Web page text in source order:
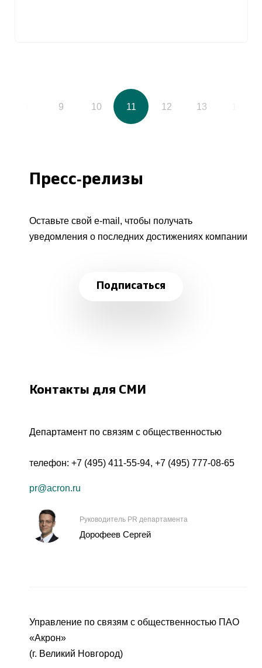
9 10 11 12 13
Пресс-релизы
Оставьте свой e-mail, чтобы получать
уведомления о последних достижениях компании
Подписаться
Контакты для СМИ
Департамент по связям с общественностью
телефон: +7 (495) 411-55-94, +7 (495) 777-08-65
pr@acron.ru
Руководитель PR департамента
Дорофеев Сергей
Управление по связям с общественностью ПАО
«Акрон»
(г. Великий Новгород)